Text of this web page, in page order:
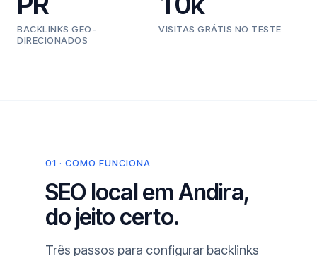
BACKLINKS GEO-
DIRECIONADOS
VISITAS GRÁTIS NO TESTE
01 · COMO FUNCIONA
SEO local em Andira,
do jeito certo.
Três passos para configurar backlinks